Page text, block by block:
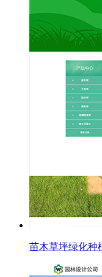
苗木草坪绿化种